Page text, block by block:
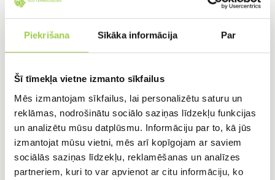
Piekrišana Sīkāka informācija Par
Šī tīmekļa vietne izmanto sīkfailus
Mēs izmantojam sīkfailus, lai personalizētu saturu un
reklāmas, nodrošinātu sociālo saziņas līdzekļu funkcijas
un analizētu mūsu datplūsmu. Informāciju par to, kā jūs
izmantojat mūsu vietni, mēs arī kopīgojam ar saviem
sociālās saziņas līdzekļu, reklamēšanas un analīzes
partneriem, kuri to var apvienot ar citu informāciju, ko
Ārējās kanalizācijas PVC
DN110/1000mm
5,32€
IELIKT GROZĀ
DN32/1000mm
1,46€
IELIKT GROZĀ